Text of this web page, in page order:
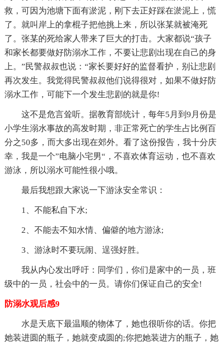
救，可因为池塘下面有淤泥，刚下去正好踩在淤泥上，慌
了。就叫岸上的拿棍子把他挑上来，所以张某就被淹死
了。张某的死给家人带来了巨大的打击。大家都说“孩子
和家长都要做好防溺水工作，不要让悲剧出现在自己的身
上。”民警叔叔也说：“家长要好好的监督看护，别让悲剧
再次发生。我觉得民警叔叔他们说得很对，如果不做好防
溺水工作，可能下一个发生悲剧的就是你!
这不是危言耸听。据教育部统计，每年5月到9月份是
小学生溺水事故的高发时期，非正常死亡的学生占比例百
分之50多，而大多出现在郊外。看了这份报告，我十分庆
幸，我是一个”电脑小宅男“，不喜欢体育运动，也不喜欢
游泳，所以溺水可能性很小哦。
最后我想跟大家说一下游泳安全常识：
1、不能私自下水;
2、不能去不知水情、偏僻的地方游泳;
3、游泳时不要玩闹、逞强好胜。
我从内心发出呼吁：同学们，你们是家中的一员，班
级中的一员，社会中的一员。请你们保证自己的安全!
防溺水观后感9
水是天底下最温顺的物体了，她也很听你的话。你把
她装进圆的瓶子，她就变成圆的;你把她装进方的瓶子，她